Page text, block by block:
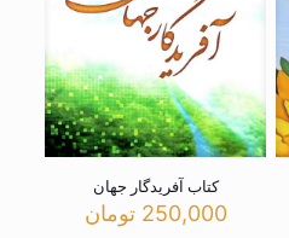
کتاب آفریدگار جهان
250,000 تومان